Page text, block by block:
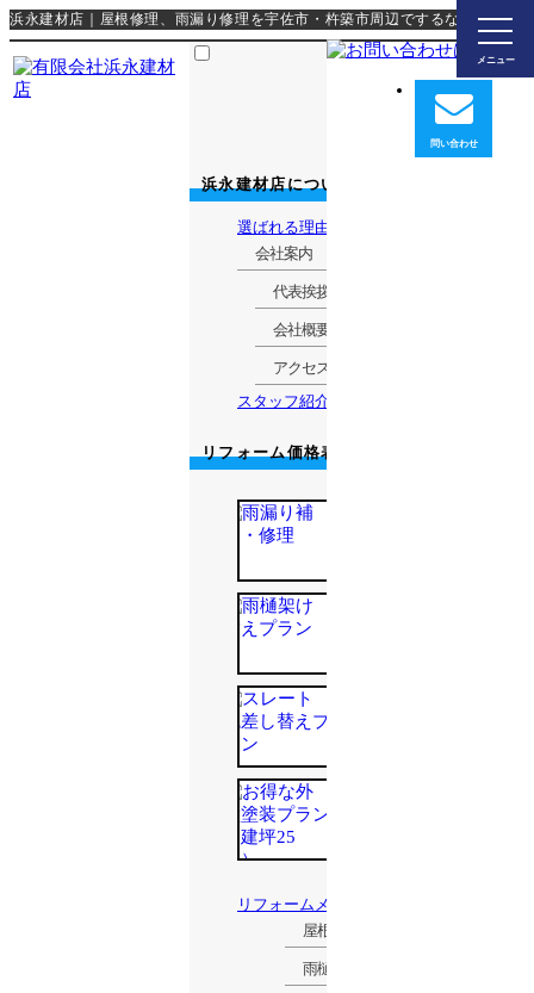
浜永建材店｜屋根修理、雨漏り修理を宇佐市・杵築市周辺でするなら
浜永建材店について
選ばれる理由
会社案内
代表挨拶
会社概要
アクセスマップ
スタッフ紹介
リフォーム価格表
リフォームメニュー一覧
屋根工事
雨樋